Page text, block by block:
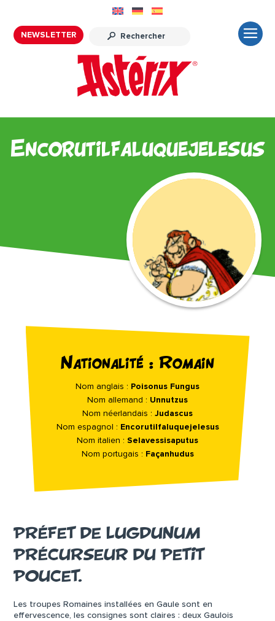
NEWSLETTER
Encorutilfaluquejelesus
Nationalité : Romain
Nom anglais : Poisonus Fungus
Nom allemand : Unnutzus
Nom néerlandais : Judascus
Nom espagnol : Encorutilfaluquejelesus
Nom italien : Selavessisaputus
Nom portugais : Façanhudus
PRÉFET DE LUGDUNUM
PRÉCURSEUR DU PETIT
POUCET.
Les troupes Romaines installées en Gaule sont en
effervescence, les consignes sont claires : deux Gaulois